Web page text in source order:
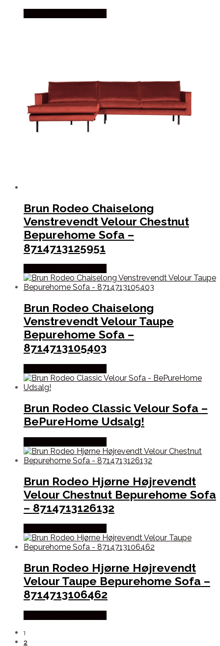
Brun Rodeo Chaiselong
Venstrevendt Velour Chestnut
Bepurehome Sofa –
8714713125951
Brun Rodeo Chaiselong
Venstrevendt Velour Taupe
Bepurehome Sofa –
8714713105403
Brun Rodeo Classic Velour Sofa –
BePureHome Udsalg!
Brun Rodeo Hjørne Højrevendt
Velour Chestnut Bepurehome Sofa
– 8714713126132
Brun Rodeo Hjørne Højrevendt
Velour Taupe Bepurehome Sofa –
8714713106462
1
2